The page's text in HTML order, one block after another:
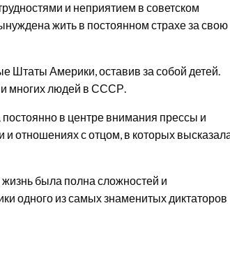
и неприятием в советском
жить в постоянном страхе за свою
Штаты Америки, оставив за собой детей.
и многих людей в СССР.
в центре внимания прессы и
и отношениях с отцом, в которых
была полна сложностей и
одного из самых знаменитых диктаторов